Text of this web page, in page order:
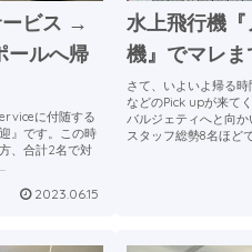
ービス →
ールへ帰
に付随する
』です。この時
、合計2名で対
2023.06.15
水上飛行機
機』でマレ
さて、いよいよ帰る
などのPick upが来て
バルジェティへと向
スタッフ総勢8名ほど